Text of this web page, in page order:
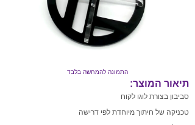
התמונה להמחשה בלבד
תיאור המוצר:
סביבון בצורת לוגו לקוח
טכניקה של חיתוך מיוחדת לפי דרישה